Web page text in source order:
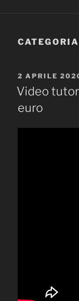
PUBBLICATO
IL
2 APRILE
Video
euro